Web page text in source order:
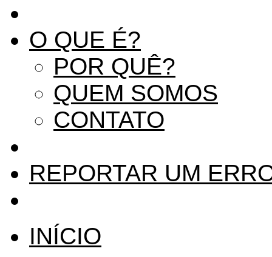
O QUE É?
POR QUÊ?
QUEM SOMOS
CONTATO
REPORTAR UM
INÍCIO